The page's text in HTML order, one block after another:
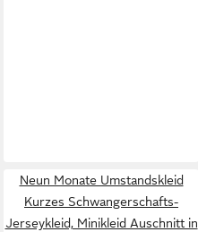
Neun Monate Umstandskleid
Kurzes Schwangerschafts-
Jerseykleid, Minikleid Auschnitt in